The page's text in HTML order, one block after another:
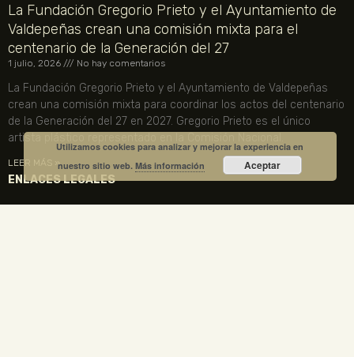
La Fundación Gregorio Prieto y el Ayuntamiento de
Valdepeñas crean una comisión mixta para el
centenario de la Generación del 27
1 julio, 2026 No hay comentarios
La Fundación Gregorio Prieto y el Ayuntamiento de Valdepeñas
crean una comisión mixta para coordinar los actos del centenario
de la Generación del 27 en 2027. Gregorio Prieto es el único
artista plástico representado en la Comisión Nacional.
LEER MÁS »
ENLACES LEGALES
Utilizamos cookies para analizar y mejorar la experiencia en
nuestro sitio web.Más información Aceptar